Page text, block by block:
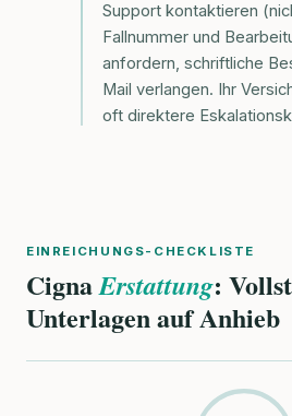
Support kontaktieren
Fallnummer und
anfordern, schriftliche
Mail verlangen. Ihr
oft direktere
EINREICHUNGS-CHECKLISTE
CignaErstattung:
Unterlagen auf Anhieb